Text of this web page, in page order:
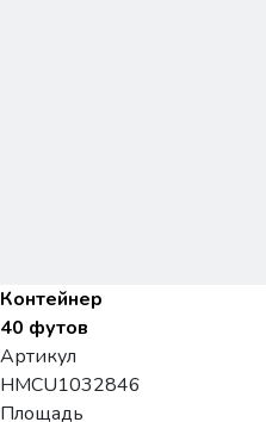
Контейнер
40 футов
Артикул
HMCU1032846
Площадь